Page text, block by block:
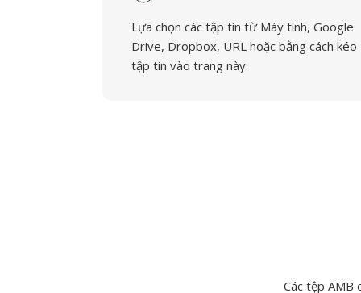
Lựa chọn các tập tin từ Máy tính, Google
Drive, Dropbox, URL hoặc bằng cách kéo
tập tin vào trang này.
Các tệp AMB